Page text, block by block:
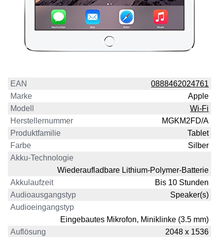
EAN
0888462024761
Marke
Apple
Modell
Wi-Fi
Herstellernummer
MGKM2FD/A
Produktfamilie
Tablet
Farbe
Silber
Akku-Technologie
Wiederaufladbare Lithium-Polymer-Batterie
Akkulaufzeit
Bis 10 Stunden
Audioausgangstyp
Speaker(s)
Audioeingangstyp
Eingebautes Mikrofon, Miniklinke (3.5 mm)
Auflösung
2048 x 1536